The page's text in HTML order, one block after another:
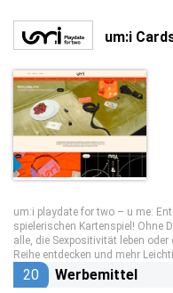
um:i
um:i playdate for two – u me:
spielerischen Kartenspiel! Ohne
alle, die Sexpositivität leben
Reihe entdecken und mehr
20 Werbemittel